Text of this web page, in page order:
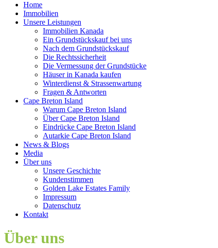
Home
Immobilien
Unsere Leistungen
Immobilien Kanada
Ein Grundstückskauf bei uns
Nach dem Grundstückskauf
Die Rechtssicherheit
Die Vermessung der Grundstücke
Häuser in Kanada kaufen
Winterdienst & Strassenwartung
Fragen & Antworten
Cape Breton Island
Warum Cape Breton Island
Über Cape Breton Island
Eindrücke Cape Breton Island
Autarkie Cape Breton Island
News & Blogs
Media
Über uns
Unsere Geschichte
Kundenstimmen
Golden Lake Estates Family
Impressum
Datenschutz
Kontakt
Über uns